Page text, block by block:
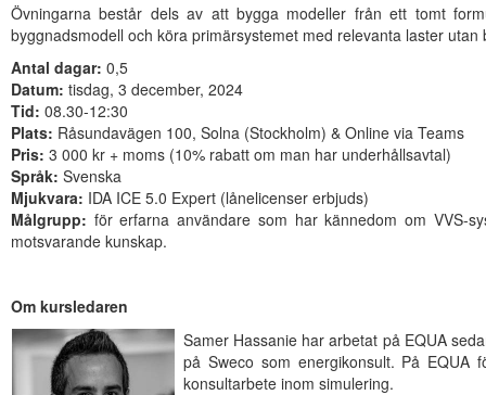
Övningarna består dels av att bygga modeller från ett tomt
byggnadsmodell och köra primärsystemet med relevanta laster utan
Antal dagar: 0,5
Datum: tisdag, 3 december, 2024
Tid: 08.30-12:30
Plats: Råsundavägen 100, Solna (Stockholm) & Online via Teams
Pris: 3 000 kr + moms (10% rabatt om man har underhållsavtal)
Språk: Svenska
Mjukvara: IDA ICE 5.0 Expert (lånelicenser erbjuds)
Målgrupp: för erfarna användare som har kännedom om VVS-
motsvarande kunskap.
Om kursledaren
Samer Hassanie har arbetat på EQUA
på Sweco som energikonsult. På EQUA
konsultarbete inom simulering.